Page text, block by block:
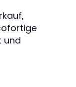
und